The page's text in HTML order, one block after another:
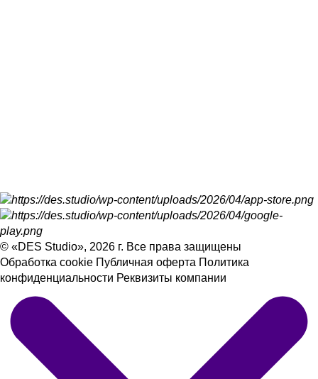
© «DES Studio», 2026 г. Все права защищены
Обработка cookie Публичная оферта Политика
конфиденциальности Реквизиты компании